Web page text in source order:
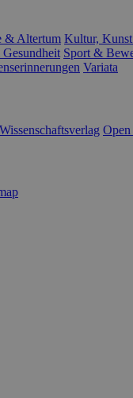
& Altertum Kultur,
Sport &
Variata
Wissenschaftsverlag